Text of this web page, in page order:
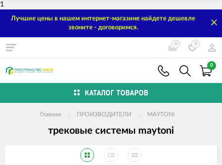
1
Лучшие цены в нашем интернет-магазине найдете дешевле
звоните - договоримся.
0 0
0
КАТАЛОГ ТОВАРОВ
Главная ПРОИЗВОДИТЕЛИ MAYTONI
трековые системы maytoni